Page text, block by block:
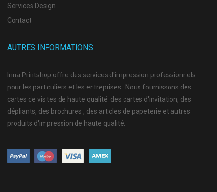
Services Design
Contact
AUTRES INFORMATIONS
Inna Printshop offre des services d'impression professionnels
pour les particuliers et les entreprises . Nous fournissons des
cartes de visites de haute qualité, des cartes d'invitation, des
dépliants, des brochures , des articles de papeterie et autres
produits d'impression de haute qualité.